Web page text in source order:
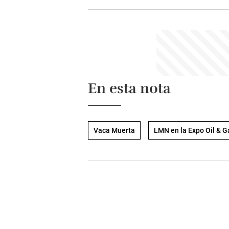
En esta nota
Vaca Muerta LMN en la Expo Oil &